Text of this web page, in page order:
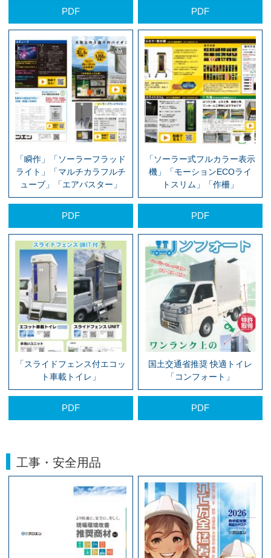
PDF PDF
「瞬作」「ソーラーフラッド
ライト」「マルチカラフルチ
ューブ」「エアバスター」
PDF
「ソーラー式フルカラー表示
機」「モーションECOライ
トスリム」「作柵」
PDF
「スライドフェンス付エコッ
ト車載トイレ」
PDF
国土交通省推奨 快適トイレ
「コンフォート」
PDF
工事・安全用品